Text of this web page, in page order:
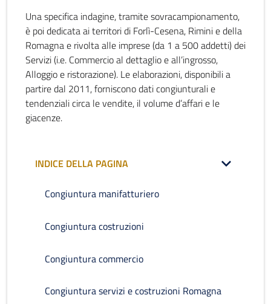
Una specifica indagine, tramite sovracampionamento,
è poi dedicata ai territori di Forlì-Cesena, Rimini e della
Romagna e rivolta alle imprese (da 1 a 500 addetti) dei
Servizi (i.e. Commercio al dettaglio e all’ingrosso,
Alloggio e ristorazione). Le elaborazioni, disponibili a
partire dal 2011, forniscono dati congiunturali e
tendenziali circa le vendite, il volume d’affari e le
giacenze.
INDICE DELLA PAGINA
Congiuntura manifatturiero
Congiuntura costruzioni
Congiuntura commercio
Congiuntura servizi e costruzioni Romagna